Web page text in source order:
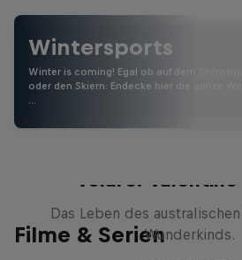
Wintersports
Winter is coming! Egal ob auf dem
oder den Skiern: Endecke hier die ganze
Filme & Serien
Volare:
Das Leben des
Wunderkinds.